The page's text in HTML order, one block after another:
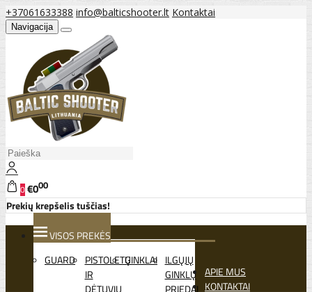
+37061633388 info@balticshooter.lt Kontaktai
Navigacija
0€000
Prekių krepšelis tuščias!
VISOS PREKĖS
GUARD
PISTOLETŲ
IR
DĖTUVIŲ
GINKLAI ILGŲJŲ
GINKLŲ
PRIEDAI
APIE MUS
KONTAKTAI